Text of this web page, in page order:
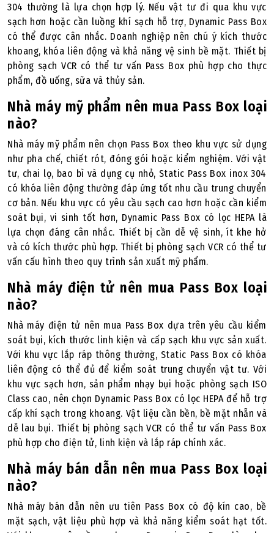
304 thường là lựa chọn hợp lý. Nếu vật tư đi qua khu vực
sạch hơn hoặc cần luồng khí sạch hỗ trợ, Dynamic Pass Box
có thể được cân nhắc. Doanh nghiệp nên chú ý kích thước
khoang, khóa liên động và khả năng vệ sinh bề mặt. Thiết bị
phòng sạch VCR có thể tư vấn Pass Box phù hợp cho thực
phẩm, đồ uống, sữa và thủy sản.
Nhà máy mỹ phẩm nên mua Pass Box loại
nào?
Nhà máy mỹ phẩm nên chọn Pass Box theo khu vực sử dụng
như pha chế, chiết rót, đóng gói hoặc kiểm nghiệm. Với vật
tư, chai lọ, bao bì và dụng cụ nhỏ, Static Pass Box inox 304
có khóa liên động thường đáp ứng tốt nhu cầu trung chuyển
cơ bản. Nếu khu vực có yêu cầu sạch cao hơn hoặc cần kiểm
soát bụi, vi sinh tốt hơn, Dynamic Pass Box có lọc HEPA là
lựa chọn đáng cân nhắc. Thiết bị cần dễ vệ sinh, ít khe hở
và có kích thước phù hợp. Thiết bị phòng sạch VCR có thể tư
vấn cấu hình theo quy trình sản xuất mỹ phẩm.
Nhà máy điện tử nên mua Pass Box loại
nào?
Nhà máy điện tử nên mua Pass Box dựa trên yêu cầu kiểm
soát bụi, kích thước linh kiện và cấp sạch khu vực sản xuất.
Với khu vực lắp ráp thông thường, Static Pass Box có khóa
liên động có thể đủ để kiểm soát trung chuyển vật tư. Với
khu vực sạch hơn, sản phẩm nhạy bụi hoặc phòng sạch ISO
Class cao, nên chọn Dynamic Pass Box có lọc HEPA để hỗ trợ
cấp khí sạch trong khoang. Vật liệu cần bền, bề mặt nhẵn và
dễ lau bụi. Thiết bị phòng sạch VCR có thể tư vấn Pass Box
phù hợp cho điện tử, linh kiện và lắp ráp chính xác.
Nhà máy bán dẫn nên mua Pass Box loại
nào?
Nhà máy bán dẫn nên ưu tiên Pass Box có độ kín cao, bề
mặt sạch, vật liệu phù hợp và khả năng kiểm soát hạt tốt.